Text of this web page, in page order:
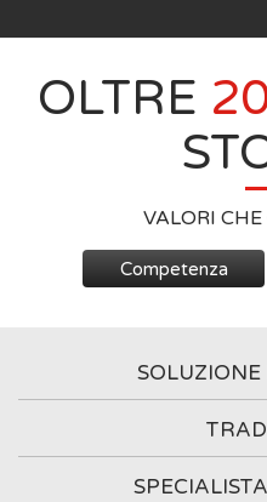
OLTRE
VALORI
Competenza